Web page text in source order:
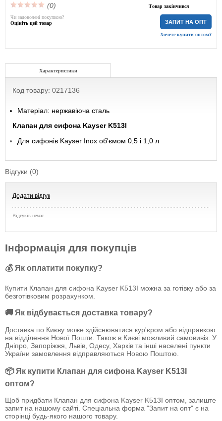
(0) Товар закінчився
ЗАПИТ НА ОПТ
Хочете купити оптом?
Чи задоволені покупкою?
Оцініть цей товар
Характеристики
Код товару: 0217136
Матеріал: нержавіюча сталь
Клапан для сифона Kayser K513I
Для сифонів Kayser Inox об'ємом 0,5 і 1,0 л
Відгуки (0)
Додати відгук
Відгуків немає
Інформація для покупців
💰 Як оплатити покупку?
Купити Клапан для сифона Kayser K513I можна за готівку або за
безготівковим розрахунком.
🚚 Як відбувається доставка товару?
Доставка по Києву може здійснюватися кур'єром або відправкою
на відділення Нової Пошти. Також в Києві можливий самовивіз. У
Дніпро, Запоріжжя, Львів, Одесу, Харків та інші населені пункти
України замовлення відправляються Новою Поштою.
📦 Як купити Клапан для сифона Kayser K513I
оптом?
Щоб придбати Клапан для сифона Kayser K513I оптом, залиште
запит на нашому сайті. Спеціальна форма "Запит на опт" є на
сторінці будь-якого нашого товару.